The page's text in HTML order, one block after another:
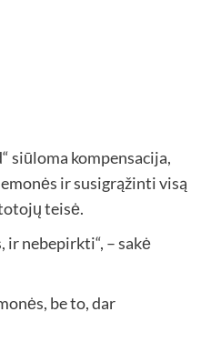
siūloma kompensacija,
ir susigrąžinti visą
teisė.
nebepirkti“, – sakė
be to, dar